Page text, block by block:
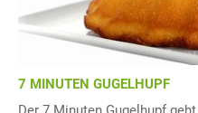
7 MINUTEN GUGELHUPF